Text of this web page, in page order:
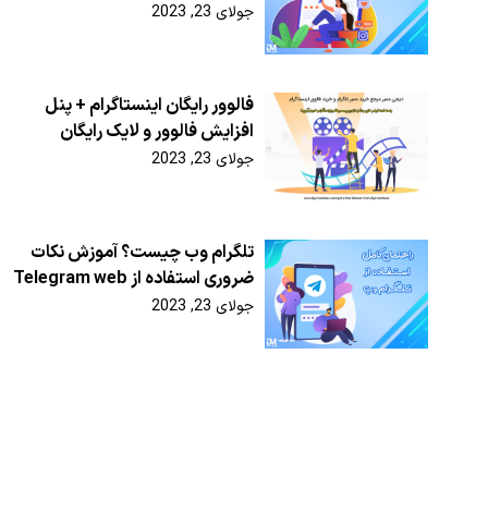
جولای 23, 2023
فالوور رایگان اینستاگرام + پنل
افزایش فالوور و لایک رایگان
جولای 23, 2023
تلگرام وب چیست؟ آموزش نکات
ضروری استفاده از Telegram web
جولای 23, 2023